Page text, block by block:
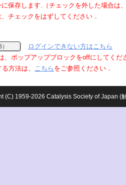
保存します.（チェックを外した場合は
チェックをはずしてください．
ログインできない方はこちら
、ポップアップブロックをoffにしてくだ
方法は、 こちら をご参照ください．
(C) 1959-2026 Catalysis Society of Japan (